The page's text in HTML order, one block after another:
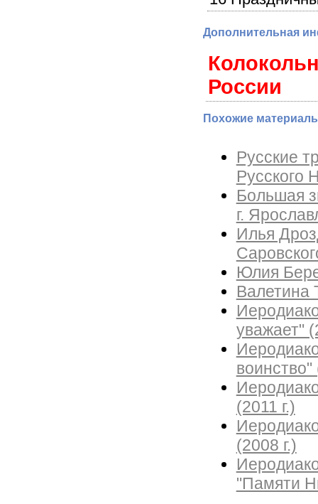
Дополнительная
России
Похожие
Русские
Русского
Большая
г.
Илья
Юлия
Валетина
уважает"
воинство"
(2011 г.)
(2008 г.)
"Памяти